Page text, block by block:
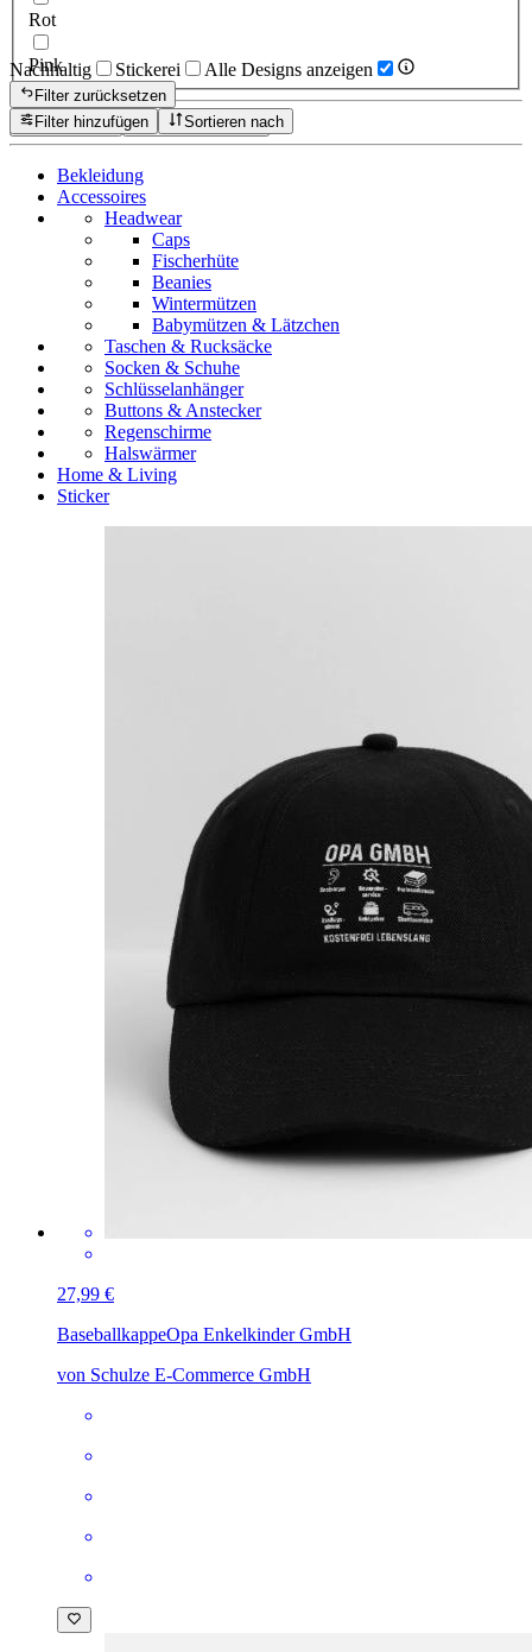
Rot
Pink
Zurücksetzen Produkte anzeigen
Nachhaltig Stickerei Alle Designs anzeigen
Filter zurücksetzen
Filter hinzufügen
Sortieren nach
Bekleidung
Accessoires
Headwear
Caps
Fischerhüte
Beanies
Wintermützen
Babymützen & Lätzchen
Taschen & Rucksäcke
Socken & Schuhe
Schlüsselanhänger
Buttons & Anstecker
Regenschirme
Halswärmer
Home & Living
Sticker
27,99 €
BaseballkappeOpa Enkelkinder GmbH
von Schulze E-Commerce GmbH